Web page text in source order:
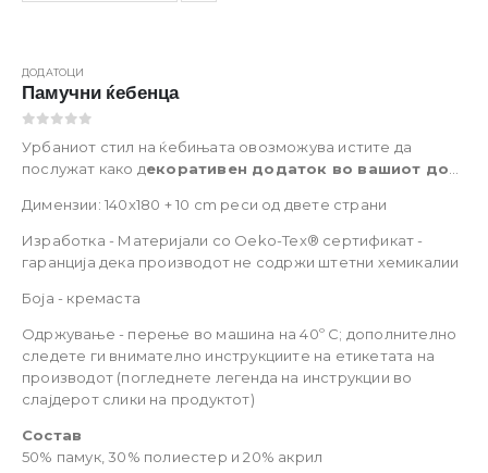
ДОДАТОЦИ
Памучни ќебенца
Урбаниот стил на ќебињата овозможува истите да
послужат како декоративен додаток во вашиот дом
поминувате времето за опуштање. Чувствувајте
се
топло и пријатно во секој момент
и уживајте во
ладните денови.
Димензии: 140х180 + 10 cm реси од двете страни
Изработка - Материјали со Oeko-Tex® сертификат -
гаранција дека производот не содржи штетни хемикалии
Боја - кремаста
Одржување - перење во машина на 40º C; дополнително
следете ги внимателно инструкциите на етикетата на
производот (погледнете легенда на инструкции во
слајдерот слики на продуктот)
Состав
50% памук, 30% полиестер и 20% акрил